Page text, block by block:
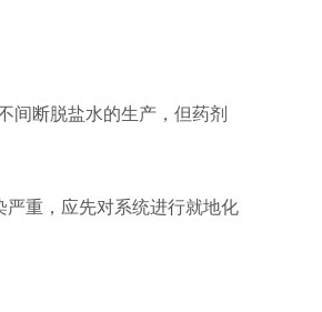
间断脱盐水的生产，但药剂
重，应先对系统进行就地化